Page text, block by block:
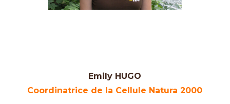
Emily HUGO
Coordinatrice de la Cellule Natura 2000